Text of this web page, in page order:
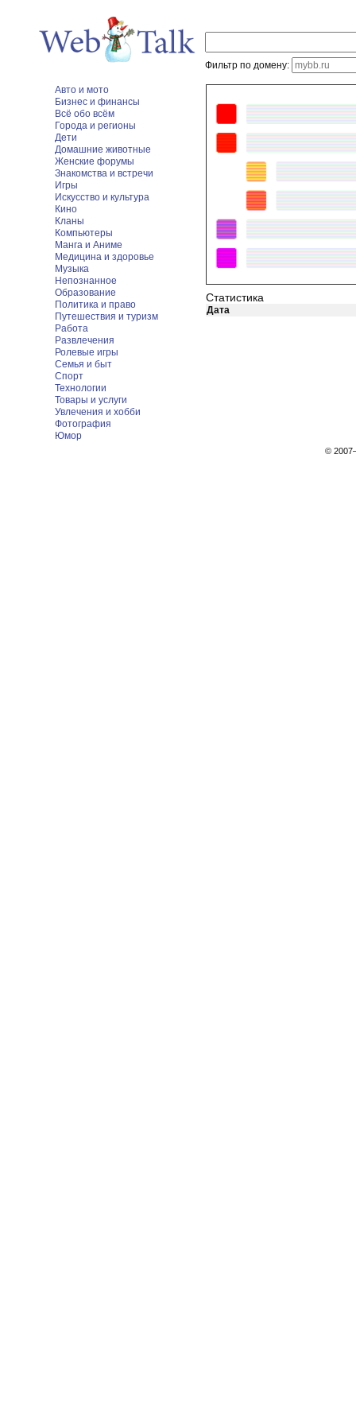
Фильтр по домену:
Авто и мото
Бизнес и финансы
Всё обо всём
Города и регионы
Дети
Домашние животные
Женские форумы
Знакомства и встречи
Игры
Искусство и культура
Кино
Кланы
Компьютеры
Манга и Аниме
Медицина и здоровье
Музыка
Непознанное
Образование
Политика и право
Путешествия и туризм
Работа
Развлечения
Ролевые игры
Семья и быт
Спорт
Технологии
Товары и услуги
Увлечения и хобби
Фотография
Юмор
Статистика
Дата
©